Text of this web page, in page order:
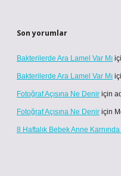
Son yorumlar
Bakterilerde Ara Lamel Var Mı
Bakterilerde Ara Lamel Var Mı
Fotoğraf Açısına Ne Denir için
Fotoğraf Açısına Ne Denir için
8 Haftalık Bebek Anne